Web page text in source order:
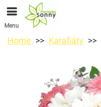
Menu
Home Karafiáty